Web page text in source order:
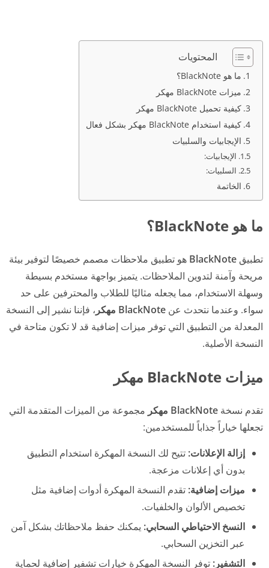
المحتويات
ما هو BlackNote؟
ميزات BlackNote مهكر
كيفية تحميل BlackNote مهكر
كيفية استخدام BlackNote مهكر بشكل فعال
الإيجابيات والسلبيات
الإيجابيات:
السلبيات:
الخاتمة
ما هو BlackNote؟
تطبيق BlackNote هو تطبيق ملاحظات مصمم خصيصًا لتوفير بيئة
مريحة وآمنة لتدوين الملاحظات. يتميز بواجهة مستخدم بسيطة
وسهلة الاستخدام، مما يجعله مثاليًا للطلاب والمحترفين على حد
سواء. وعندما نتحدث عن BlackNote مهكر
، فإننا نشير إلى النسخة
المعدلة من التطبيق التي توفر ميزات إضافية قد لا تكون متاحة في
النسخة الأصلية.
ميزات BlackNote مهكر
تقدم نسخة BlackNote مهكر
مجموعة من الميزات المتقدمة التي
تجعلها خياراً جذاباً للمستخدمين:
إزالة الإعلانات: تتيح لك النسخة المهكرة استخدام التطبيق
بدون أي إعلانات مزعجة.
ميزات إضافية: تقدم النسخة المهكرة أدوات إضافية مثل
تخصيص الألوان والخلفيات.
النسخ الاحتياطي السحابي: يمكنك حفظ ملاحظاتك بشكل آمن
عبر التخزين السحابي.
التشفير: توفر النسخة المهكرة خيارات تشفير إضافية لحماية